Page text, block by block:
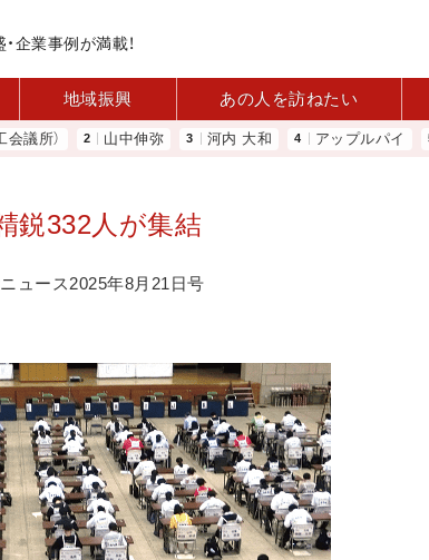
企業事例が満載！
地域振興 あの人を訪ねたい
） 山中伸弥 河内 大和 アップルパイ
鋭332人が集結
ュース2025年8月21日号